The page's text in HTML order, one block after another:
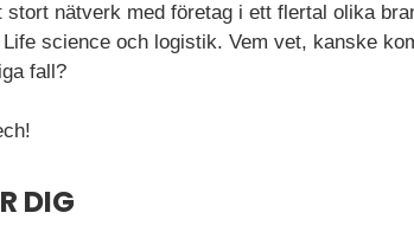
stort nätverk med företag i ett flertal olika
science och logistik. Vem vet, kanske
fall?
DIG